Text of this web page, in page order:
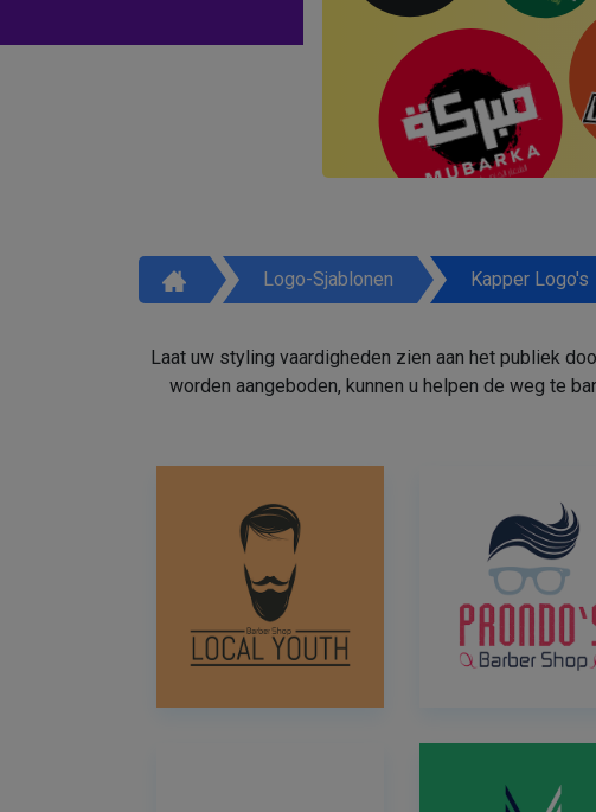
Logo-Sjablonen Kapper Logo's
Laat uw styling vaardigheden zien aan het publiek
worden aangeboden, kunnen u helpen de weg te